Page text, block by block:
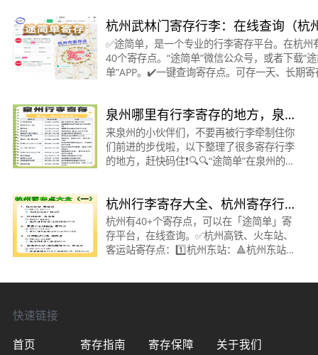
杭州武林门寄存行李：在线查询（杭
40+个寄存点）途简单
✅途简单，是一个专业的行李寄存平台。在杭州
40个寄存点。“途简单”微信公众号，或者下载“
单”APP。✔️一键查询寄存点。可存一天、长期寄
泉州哪里有行李寄存的地方，泉
州寄存5元/天
来泉州的小伙伴们，不要再被行李牵制住你
们前进的步伐啦，以下整理了很多寄存行李
的地方，赶快码住❗️🔍🔍“途简单”在泉州的行
07:00
杭州行李寄存大全、杭州寄存行
李攻略（超全
杭州有40+个寄存点，可以在「途简单」寄
存平台，在线查询。✅杭州高铁、火车站、
客运站寄存点：1️⃣杭州东站：🔺杭州东站东
快速链接
首页
寄存指南 寄存保障 关于我们